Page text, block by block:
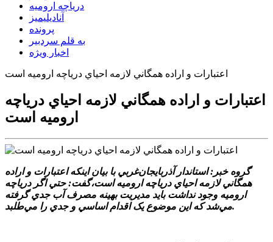
دریاچه ارومیه
آنادیلیمیز
پرونده
به قلم سردبیر
اخبار ویژه
اعتبارات و اراده همگاني لازمه احياي درياچه اروميه است
اعتبارات و اراده همگاني لازمه احياي درياچه
اروميه است
گروه خبر: استاندار آذربايجان‌غربي با بيان اينکه اعتبارات و اراده
همگاني لازمه احياي درياچه اروميه است،گفت: حتي اگر درياچه
اروميه وجود نداشت بايد مديريت بهينه مصرف آب جدي گرفته
مي‌شد که اين موضوع يک اقدام اساسي و جدي را مي‌طلبد.